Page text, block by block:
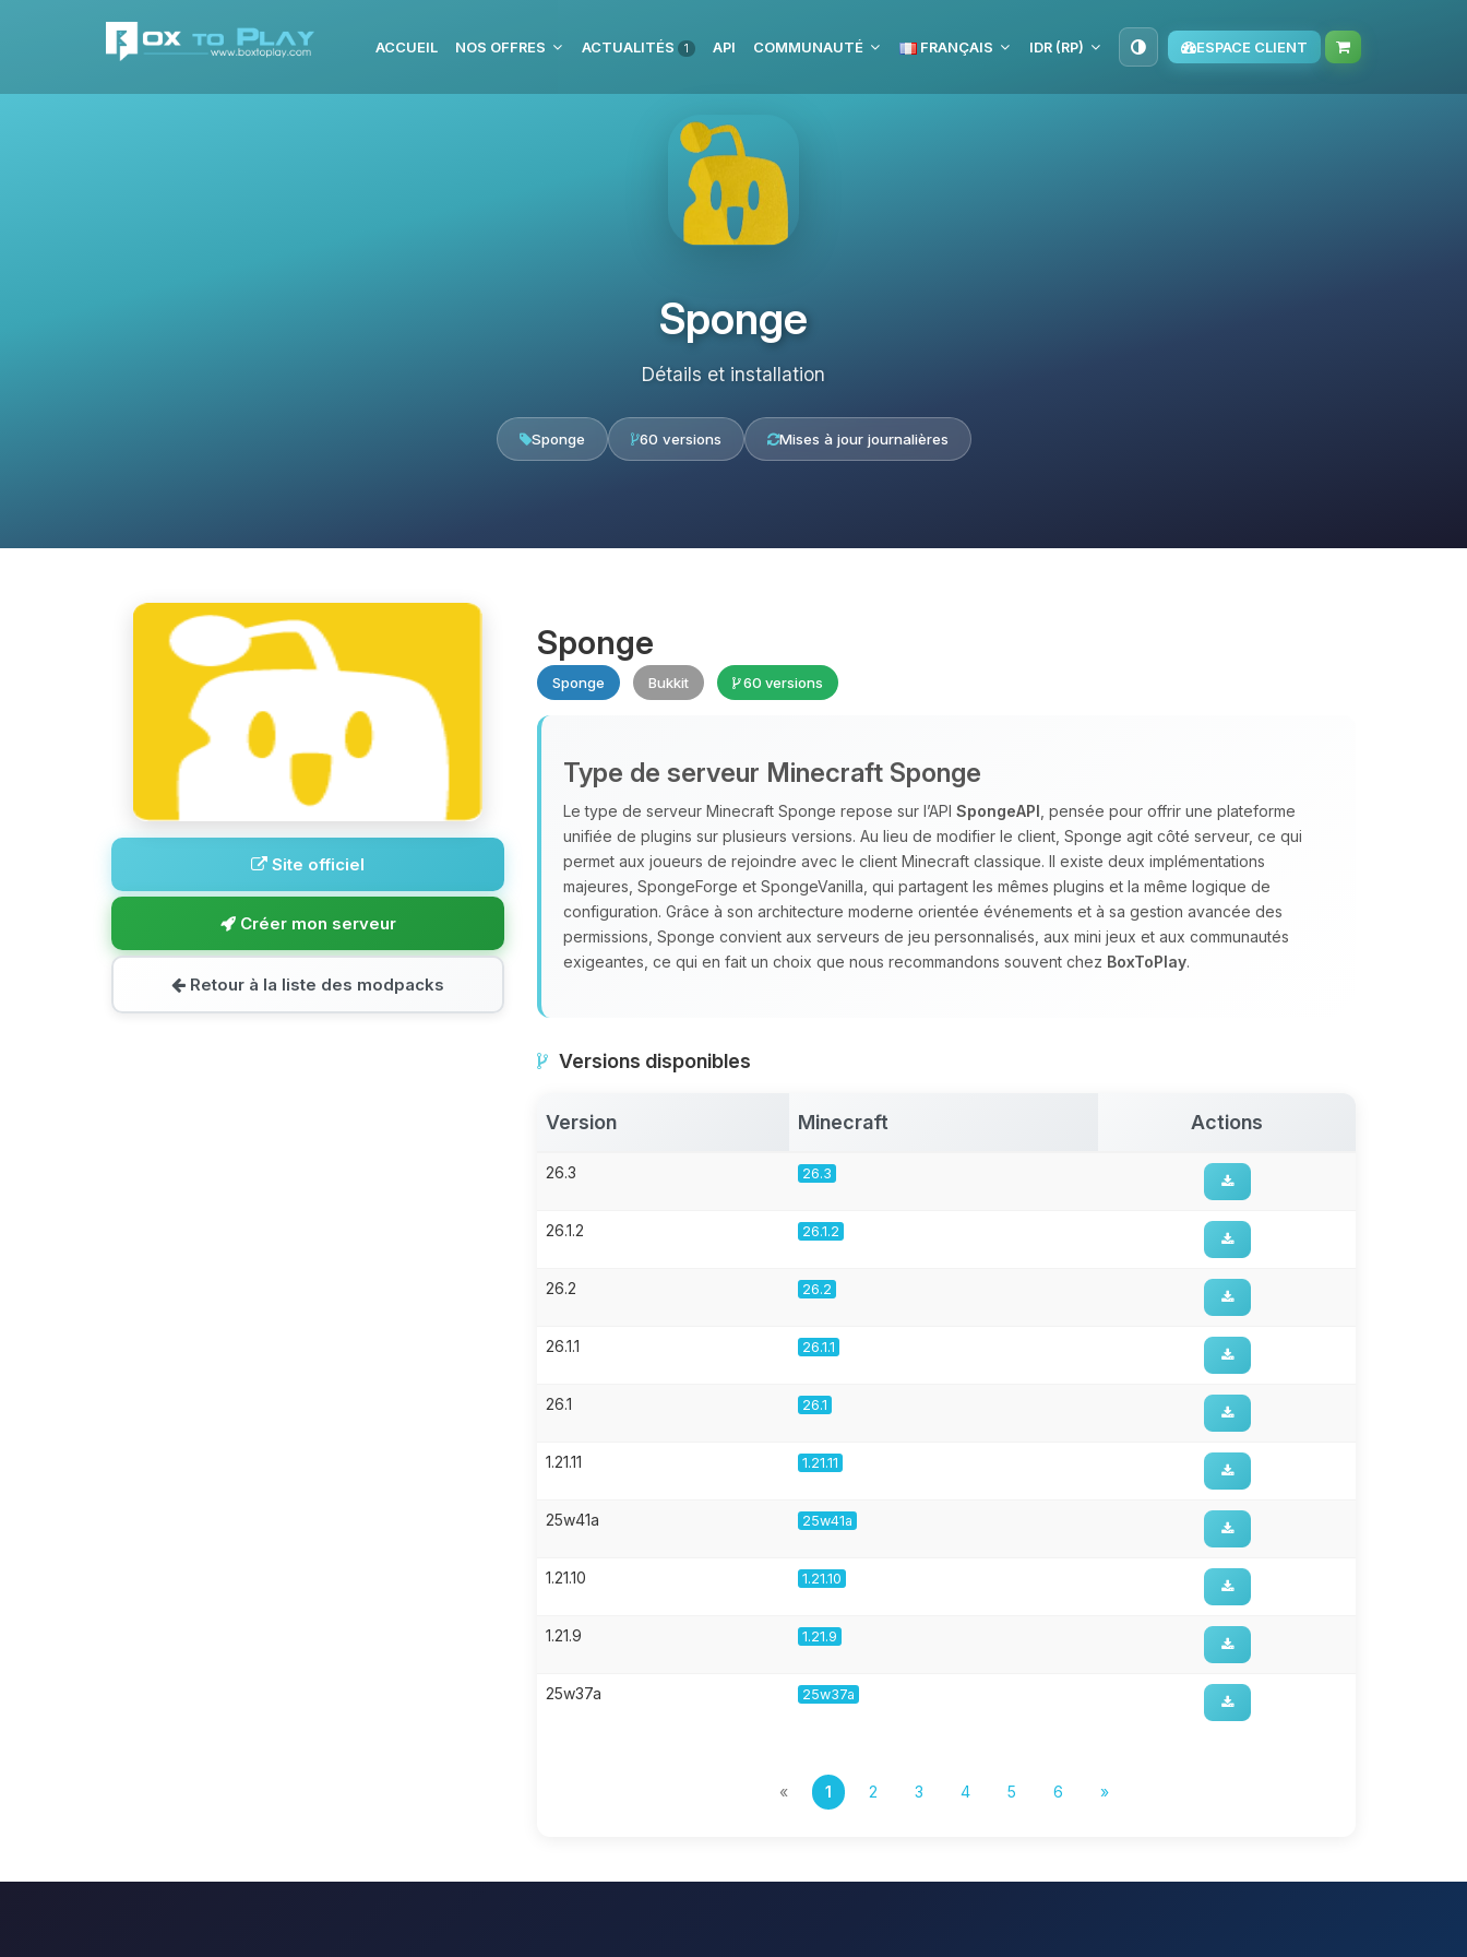
ACCUEIL NOS OFFRES ACTUALITÉS 1 API COMMUNAUTÉ FRANÇAIS IDR (RP) ESPACE CLIENT
Sponge
Détails et installation
Sponge 60 versions Mises à jour journalières
Site officiel
Créer mon serveur
Retour à la liste des modpacks
Sponge
Sponge Bukkit 60 versions
Type de serveur Minecraft Sponge
Le type de serveur Minecraft Sponge repose sur l’API SpongeAPI , pensée pour offrir une plateforme
unifiée de plugins sur plusieurs versions. Au lieu de modifier le client, Sponge agit côté serveur, ce qui
permet aux joueurs de rejoindre avec le client Minecraft classique. Il existe deux implémentations
majeures, SpongeForge et SpongeVanilla, qui partagent les mêmes plugins et la même logique de
configuration. Grâce à son architecture moderne orientée événements et à sa gestion avancée des
permissions, Sponge convient aux serveurs de jeu personnalisés, aux mini jeux et aux communautés
exigeantes, ce qui en fait un choix que nous recommandons souvent chez BoxToPlay.
Versions disponibles
Version Minecraft Actions
26.3 26.3
26.1.2 26.1.2
26.2 26.2
26.1.1 26.1.1
26.1 26.1
1.21.11 1.21.11
25w41a 25w41a
1.21.10 1.21.10
1.21.9 1.21.9
25w37a 25w37a
« 1 2 3 4 5 6 »